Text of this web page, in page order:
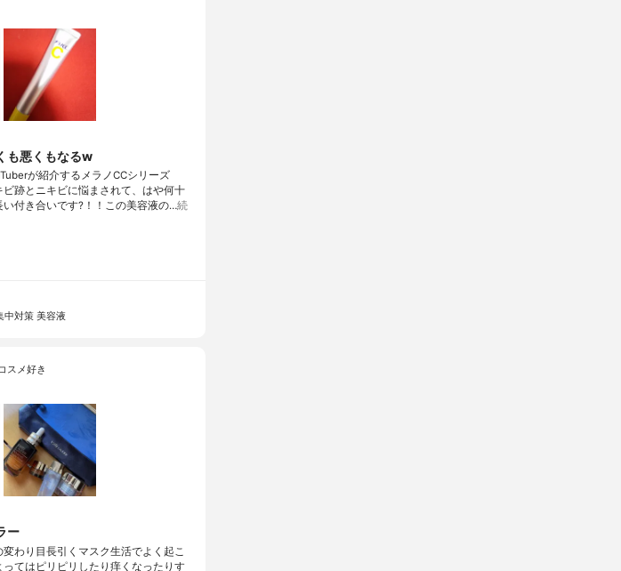
も悪くもなるw
が紹介するメラノCCシリーズ
ビ跡とニキビに悩まされて、はや何十
い付き合いです?！！この美容液の…続
中対策 美容液
スメ好き
ー
わり目長引くマスク生活でよく起こ
てはピリピリしたり痒くなったりす